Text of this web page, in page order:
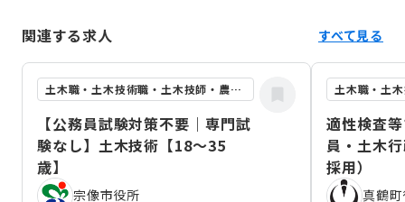
関連する求人 すべて見る
土木職・土木技術職・土木技師・農業土木職
【公務員試験対策不要｜専門試
験なし】土木技術【18～35
歳】
宗像市役所
適性検査
員・土木
採用）
真鶴